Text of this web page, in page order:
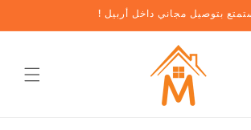
المحتوى
استمتع بتوصيل مجاني داخل أربيل